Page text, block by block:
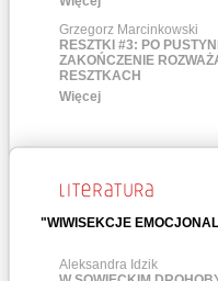
Grzegorz Marcinkowski
RESZTKI #3: PO
ZAKOŃCZENIE
RESZTKACH
Więcej
"WIWISEKCJE
Aleksandra Idzik